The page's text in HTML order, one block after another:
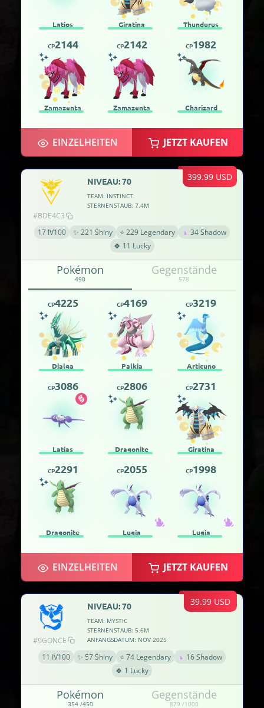
Latios Giratina Thundurus
CP2144
Zamazenta
CP2142
Zamazenta
CP1982
Charizard
EINZELHEITEN JETZT KAUFEN
399.99 USD
#BDE4C3
NIVEAU: 70
TEAM: INSTINCT
STERNENSTAUB: 7.4M
17 IV100 ✨ 221 Shiny ⭐ 229 Legendary
34 Shadow
🍀 11 Lucky
Pokémon
490
Gegenstände
578
CP4225
Dialga
CP4169
Palkia
CP3219
Articuno
CP3086
Latias
CP2806
Dragonite
CP2731
Giratina
CP2291
Dragonite
CP2055
Lugia
CP1998
Lugia
EINZELHEITEN JETZT KAUFEN
39.99 USD
#9GONCE
NIVEAU: 70
TEAM: MYSTIC
STERNENSTAUB: 5.6M
ANFANGSDATUM: NOV 2025
11 IV100 ✨ 57 Shiny ⭐ 74 Legendary
16 Shadow
🍀 1 Lucky
Pokémon
354 /450
Gegenstände
879 /1000